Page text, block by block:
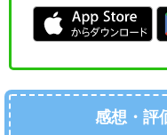
感想・評